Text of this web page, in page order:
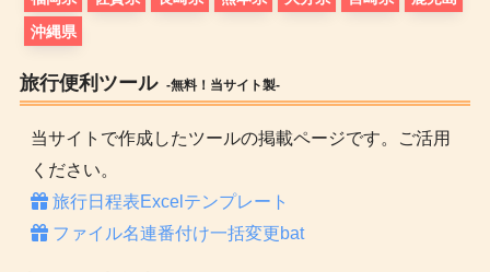
沖縄県
旅行便利ツール -無料！当サイト製-
当サイトで作成したツールの掲載ページです。ご活用
ください。
旅行日程表Excelテンプレート
ファイル名連番付け一括変更bat